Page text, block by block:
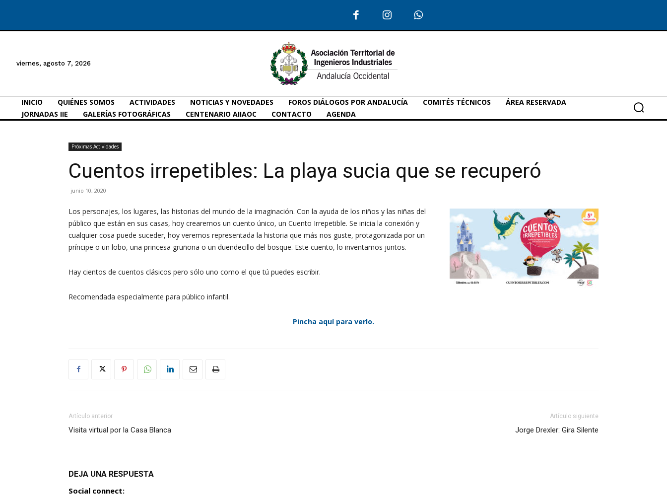
viernes, agosto 7, 2026
INICIO QUIÉNES SOMOS ACTIVIDADES NOTICIAS Y NOVEDADES FOROS DIÁLOGOS POR ANDALUCÍA COMITÉS TÉCNICOS
ÁREA RESERVADA
JORNADAS IIE
GALERÍAS FOTOGRÁFICAS CENTENARIO AIIAOC CONTACTO AGENDA
Próximas Actividades
Cuentos irrepetibles: La playa sucia que se recuperó
junio 10, 2020
Los personajes, los lugares, las historias del mundo de la imaginación. Con la ayuda de los niños y las niñas del
público que están en sus casas, hoy crearemos un cuento único, un Cuento Irrepetible. Se inicia la conexión y
cualquier cosa puede suceder, hoy veremos representada la historia que más nos guste, protagonizada por un
príncipe o un lobo, una princesa gruñona o un duendecillo del bosque. Este cuento, lo inventamos juntos.
Hay cientos de cuentos clásicos pero sólo uno como el que tú puedes escribir.
Recomendada especialmente para público infantil.
Pincha aquí para verlo.
Artículo anterior
Visita virtual por la Casa Blanca
Artículo siguiente
Jorge Drexler: Gira Silente
DEJA UNA RESPUESTA
Social connect: